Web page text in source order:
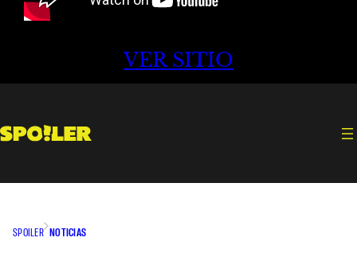
VER SITIO
SPOILER NOTICIAS